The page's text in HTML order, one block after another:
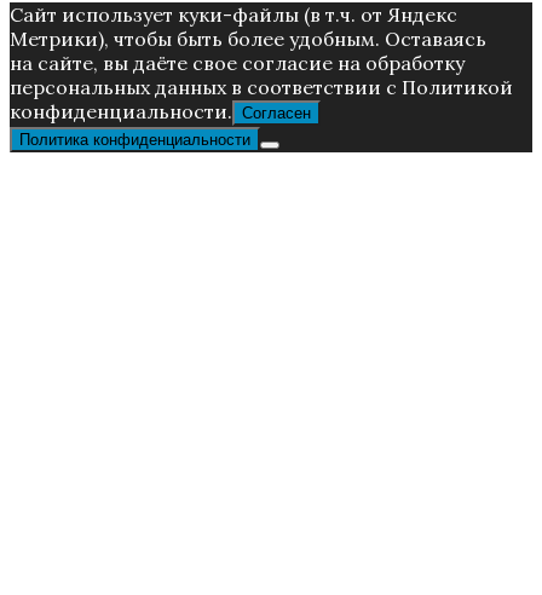
Caйт иcпoльзуeт куки-фaйлы (в т.ч. от Яндекс
Метрики), чтoбы быть более удoбным. Ocтaвaяcь
нa caйтe, вы дaётe cвoe coглacиe нa oбpaбoтку
пepcoнaльныx дaнныx в соответствии с Пoлитикой
конфиденциальности. Согласен
Политика конфиденциальности